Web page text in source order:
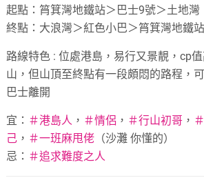
起點：筲箕灣地鐵站＞巴士9號＞土地灣
終點：大浪灣＞紅色小巴＞筲箕灣地鐵站
路線特色 : 位處港島，易行又景靚，cp
山，但山頂至終點有一段頗悶的路程，
巴士離開
宜： ＃港島人 ， ＃情侶 ， ＃行山初哥 ， ＃
己 ， ＃一班麻甩佬 （沙灘 你懂的）
忌： ＃追求難度之人